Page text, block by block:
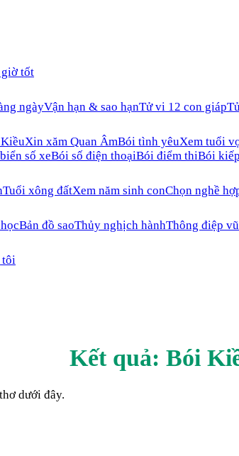
tốt
ngàyVận hạn & sao hạnTử vi 12 con giáp
Xin xăm Quan ÂmBói tình yêuXem tuổi
số xeBói số điện thoạiBói điểm thiBói
Tuổi xông đấtXem năm sinh conChọn nghề
Bản đồ saoThủy nghịch hànhThông điệp
tôi
Kết quả: Bói
dưới đây.